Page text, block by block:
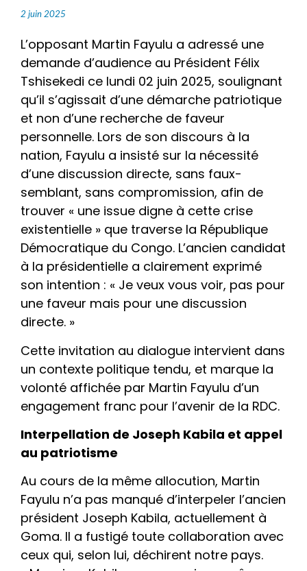
2 juin 2025
L’opposant Martin Fayulu a adressé une
demande d’audience au Président Félix
Tshisekedi ce lundi 02 juin 2025, soulignant
qu’il s’agissait d’une démarche patriotique
et non d’une recherche de faveur
personnelle. Lors de son discours à la
nation, Fayulu a insisté sur la nécessité
d’une discussion directe, sans faux-
semblant, sans compromission, afin de
trouver « une issue digne à cette crise
existentielle » que traverse la République
Démocratique du Congo. L’ancien candidat
à la présidentielle a clairement exprimé
son intention : « Je veux vous voir, pas pour
une faveur mais pour une discussion
directe. »
Cette invitation au dialogue intervient dans
un contexte politique tendu, et marque la
volonté affichée par Martin Fayulu d’un
engagement franc pour l’avenir de la RDC.
Interpellation de Joseph Kabila et appel
au patriotisme
Au cours de la même allocution, Martin
Fayulu n’a pas manqué d’interpeler l’ancien
président Joseph Kabila, actuellement à
Goma. Il a fustigé toute collaboration avec
ceux qui, selon lui, déchirent notre pays.